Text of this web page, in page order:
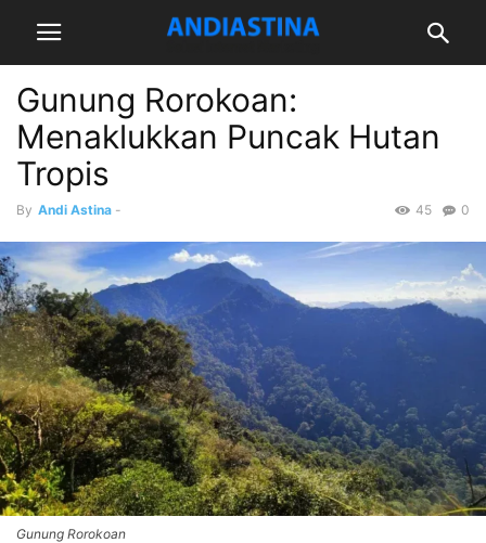
Gunung Rorokoan:
Menaklukkan Puncak Hutan
Tropis
By Andi Astina - 0
45
Gunung Rorokoan